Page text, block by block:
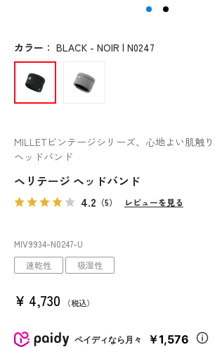
MILLETビンテージシリーズ、心地よい肌触
ヘッドバンド
ヘリテージ ヘッドバンド
4.2 （5） レビューを見る
MIV9934-N0247-U
速乾性 吸湿性
¥ 4,730 税込
ペイディなら月々 ￥1,576
カラー ： BLACK - NOIR | N0247